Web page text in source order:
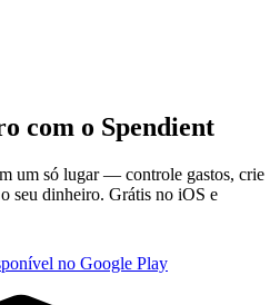
com o Spendient
um só lugar — controle gastos, crie
seu dinheiro. Grátis no iOS e
no Google Play